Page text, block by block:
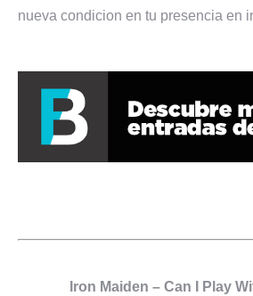
nueva condicion en tu presencia en
Iron Maiden – Can I Play